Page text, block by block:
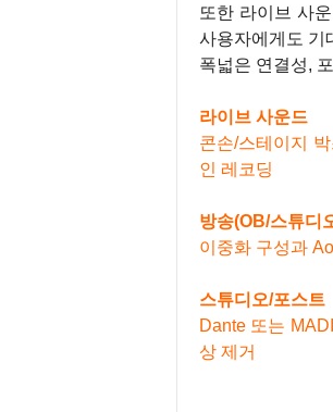
또한 라이브 사
사용자에게도 기
폭넓은 연결성,
라이브 사운드
콘손/스테이지
인 레코딩
방송(OB/스튜디
이중화 구성과
스튜디오/포스트
Dante 또는
상 제거